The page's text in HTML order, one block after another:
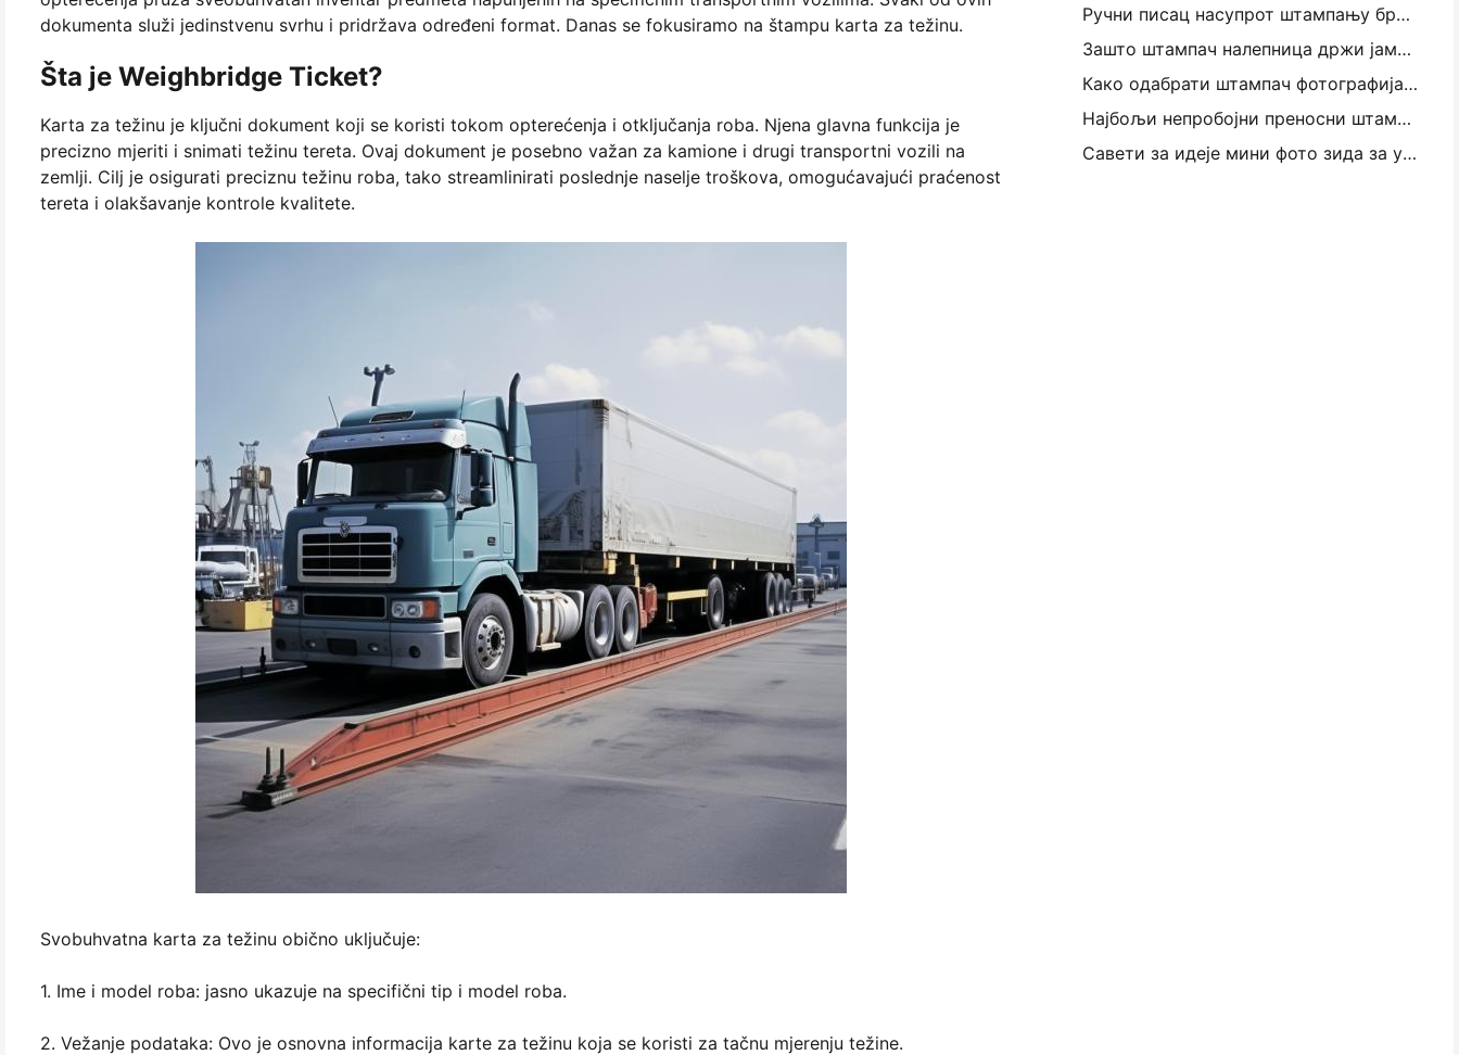
dokumenta služi jedinstvenu svrhu i pridržava određeni format. Danas se fokusiramo na štampu karta za težinu.
Šta je Weighbridge Ticket?
Karta za težinu je ključni dokument koji se koristi tokom opterećenja i otključanja roba. Njena glavna funkcija je
precizno mjeriti i snimati težinu tereta. Ovaj dokument je posebno važan za kamione i drugi transportni vozili na
zemlji. Cilj je osigurati preciznu težinu roba, tako streamlinirati poslednje naselje troškova, omogućavajući praćenost
tereta i olakšavanje kontrole kvalitete.
Svobuhvatna karta za težinu obično uključuje:
1. Ime i model roba: jasno ukazuje na specifični tip i model roba.
2. Vežanje podataka: Ovo je osnovna informacija karte za težinu koja se koristi za tačnu mjerenju težine.
Ручни писац насупрот штампању бродских налепница: Савети за мала предузећа у 2026. години
Зашто штампач налепница држи јамминг?
Како одабрати штампач фотографија у џепу: Комплетан водич за кориснике путовања, путовања и иПхонеа
Најбољи непробојни преносни штампач за путовања, школу и мобилне радове: Ханин МТ620 Про Ревиев
Савети за идеје мини фото зида за украшавање спаваће собе и спаваће собе